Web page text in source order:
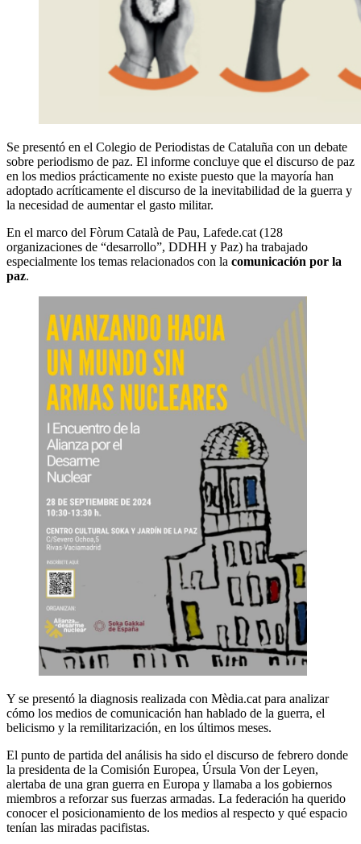
Se presentó en el Colegio de Periodistas de Cataluña con un debate
sobre periodismo de paz. El informe concluye que el discurso de paz
en los medios prácticamente no existe puesto que la mayoría han
adoptado acríticamente el discurso de la inevitabilidad de la guerra y
la necesidad de aumentar el gasto militar.
En el marco del Fòrum Català de Pau, Lafede.cat (128
organizaciones de “desarrollo”, DDHH y Paz) ha trabajado
especialmente los temas relacionados con la comunicación por la
paz.
Y se presentó la diagnosis realizada con Mèdia.cat para analizar
cómo los medios de comunicación han hablado de la guerra, el
belicismo y la remilitarización, en los últimos meses.
El punto de partida del análisis ha sido el discurso de febrero donde
la presidenta de la Comisión Europea, Úrsula Von der Leyen,
alertaba de una gran guerra en Europa y llamaba a los gobiernos
miembros a reforzar sus fuerzas armadas. La federación ha querido
conocer el posicionamiento de los medios al respecto y qué espacio
tenían las miradas pacifistas.